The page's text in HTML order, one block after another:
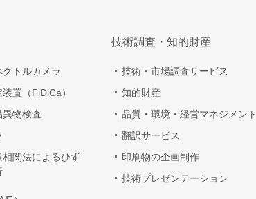
トルカメラ
置（FiDiCa）
異物検査
関法によるひず
技術調査・知的財産
技術・市場調査サービス
知的財産
品質・環境・経営マネジメント
翻訳サービス
印刷物の企画制作
技術プレゼンテーション